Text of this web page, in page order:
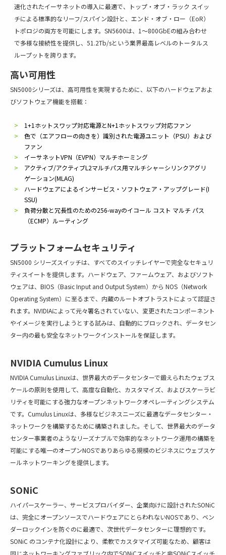
速化されたイーサネットの導入に最適で、トップ・オブ・ラック スイッ
チによる標準的なリーフ/スパイン設計と、エンド・オブ・ロー（EoR）
トポロジの両方を可能にします。SN5600は、1～800GbEの組み合わせ
で多様な接続性を提供し、51.2Tb/sという業界最高レベルのトータルス
ループットを誇ります。
高い可用性
SN5000シリーズは、高可用性を実現するために、以下のハードウェアおよ
びソフトウェア機能を搭載：
1+1ホットスワップ対応電源とN+1ホットスワップ対応ファン
色で（エアフローの向きを）識別された電源ユニット（PSU）および
ファン
イーサネットVPN（EVPN）マルチホーミング
アクティブ/アクティブL2マルチパス用マルチシャーシリンクアグリ
ゲーション(MLAG)
ハードウェアによるインサービス・ソフトウェア・アップグレード(I
SSU)
負荷分散と冗長性のための256-wayのイコール コスト マルチ パス
（ECMP）ルーティング
プラットフォームセキュリティ
SN5000 シリーズスイッチは、すべてのスイッチレイヤーで完全なセキュリ
ティスイートを提供します。ハードウェア、ファームウェア、およびソフト
ウェアは、BIOS（Basic Input and Output System）から NOS（Network
Operating System）に至るまで、内蔵のルートオブトラストによって認証さ
れます。NVIDIAによって元々署名されていない、変更されたコンポーネント
やイメージを実行しようとする試みは、自動的にブロックされ、データセン
ター内の最も安全なネットワークインストールを保証します。
NVIDIA Cumulus Linux
NVIDIA Cumulus Linuxは、世界最大のデータセンターで鍛えられたウェブス
ケールの原則を使用して、高度な自動化、カスタマイズ、およびスケーラビ
リティを可能にする強力なオープンネットワークオペレーティングシステム
です。Cumulus Linuxは、多様なビジネスニーズに最適なデータセンター・
ネットワークを構築するために構築されました。そして、世界最大のデータ
センター事業者のようなリーズナブルで効率的なネットワーク運用の構築を
可能にする唯一のオープンNOSでありあらゆる規模のビジネスにウェブスケ
ールネットワーキングを提供します。
SONiC
ハイパースケーラー、サービスプロバイダー、企業向けに設計されたSONiC
は、完全にオープンソースでハードウェアにとらわれないNOSであり、ベン
ダーロックインを防ぐのに最適で、次世代データセンターに理想的です。
SONiC のコンテナ化設計により、柔軟でカスタマイズ可能なため、顧客は